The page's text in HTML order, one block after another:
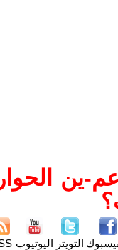
ين
التويتر اليوتيوب